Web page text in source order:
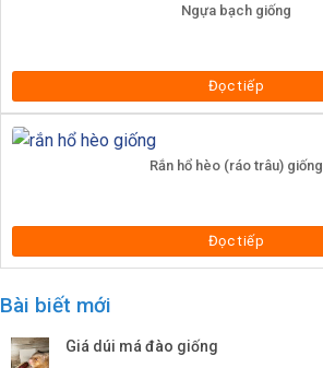
Ngựa bạch giống
Đọc tiếp
Rắn hổ hèo (ráo trâu) giống
Đọc tiếp
Bài biết mới
Giá dúi má đào giống